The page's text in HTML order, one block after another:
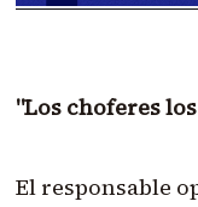
"Los choferes
El responsable